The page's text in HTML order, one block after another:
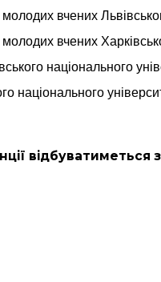
вчених
вчених
національного
національного
відбуватиметься